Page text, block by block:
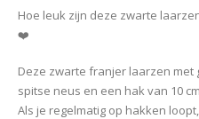
Hoe leuk zijn deze zwarte
❤️
Deze zwarte franjer laarzen
spitse neus en een hak van 10
Als je regelmatig op hakken